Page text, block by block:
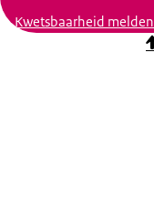
Kwetsbaarheid melden